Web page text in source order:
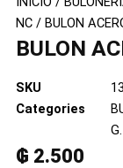
NC/ BULON
BULON
SKU
Categories
₲ 2.500